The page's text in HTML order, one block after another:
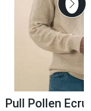
Pull Pollen Ecru